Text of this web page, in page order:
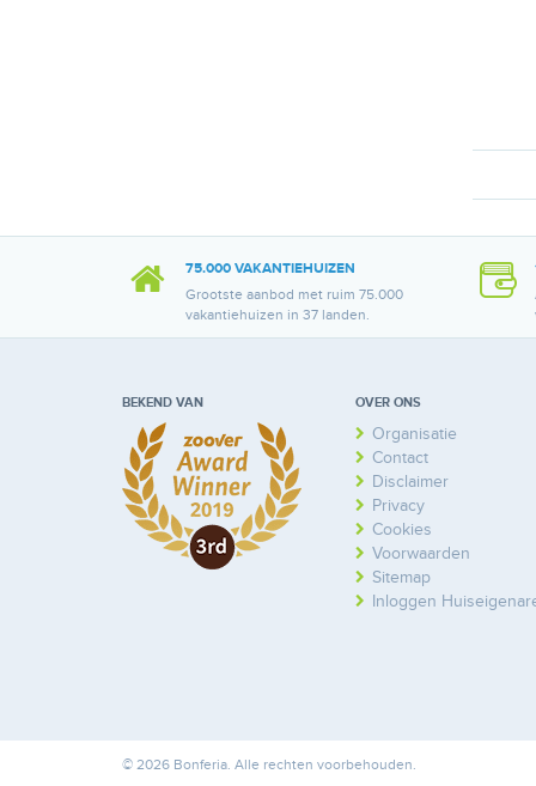
75.000 VAKANTIEHUIZEN
Grootste aanbod met ruim 75.000
vakantiehuizen in 37 landen.
BEKEND VAN OVER ONS
Organisatie
Contact
Disclaimer
Privacy
Cookies
Voorwaarden
Sitemap
Inloggen
© 2026 Bonferia. Alle rechten voorbehouden.